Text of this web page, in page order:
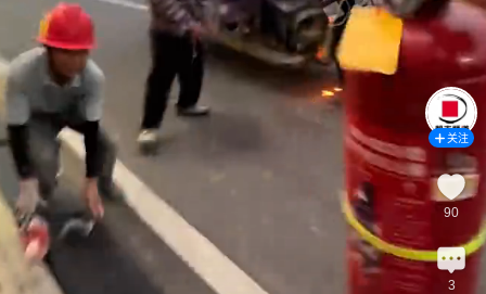
关注
90
3